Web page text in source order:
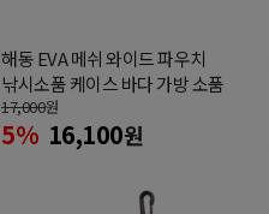
해동 EVA 메쉬 와이드 파우치
낚시소품 케이스 바다 가방 소품
17,000원
5% 16,100원